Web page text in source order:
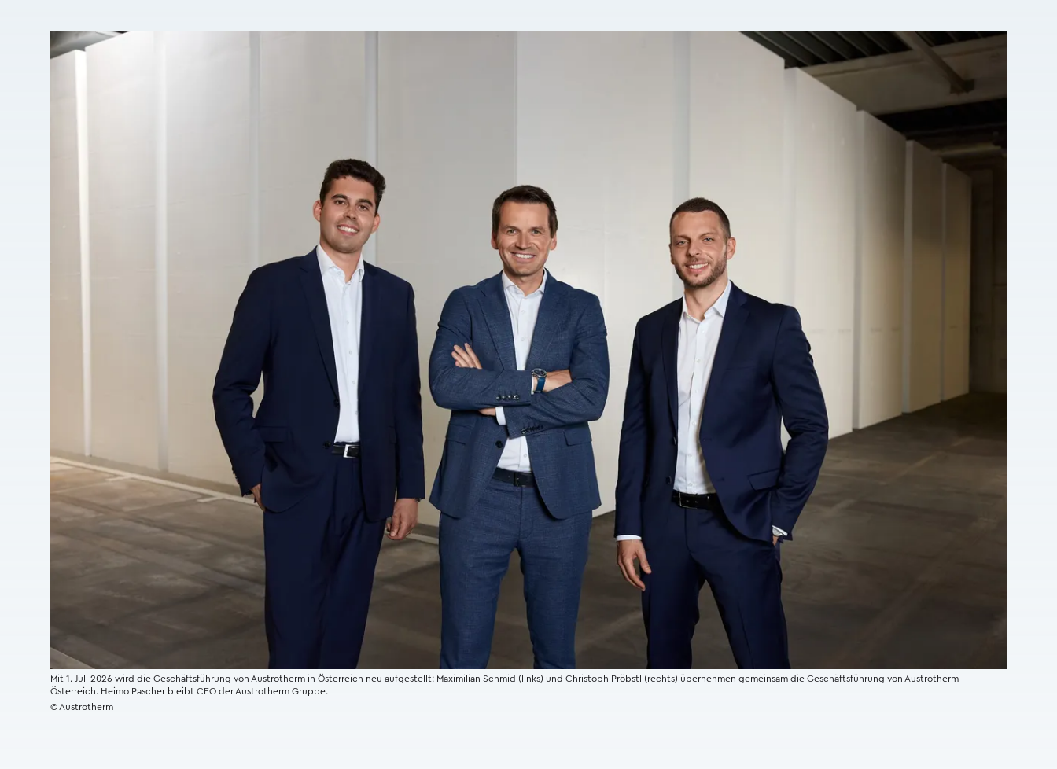
Mit 1. Juli 2026 wird die Geschäftsführung von Austrotherm in Österreich neu aufgestellt: Maximilian Schmid (links) und Christoph Pröbstl (rechts) übernehmen gemeinsam die Geschäftsführung von Austrotherm
Österreich. Heimo Pascher bleibt CEO der Austrotherm Gruppe.
© Austrotherm